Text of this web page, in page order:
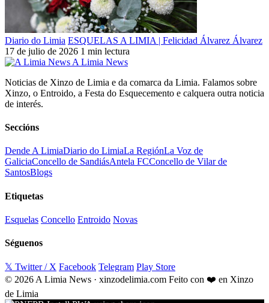
Diario do Limia ESQUELAS A LIMIA | Felicidad Álvarez Álvarez
17 de julio de 2026 1 min lectura
A Limia News
Noticias de Xinzo de Limia e da comarca da Limia. Falamos sobre
Xinzo, o Entroido, a Festa do Esquecemento e calquera outra noticia
de interés.
Seccións
Dende A LimiaDiario do LimiaLa RegiónLa Voz de
GaliciaConcello de SandiásAntela FCConcello de Vilar de
SantosBlogs
Etiquetas
Esquelas Concello Entroido Novas
Séguenos
𝕏 Twitter / X Facebook Telegram Play Store
© 2026 A Limia News · xinzodelimia.com Feito con ❤️ en Xinzo
de Limia